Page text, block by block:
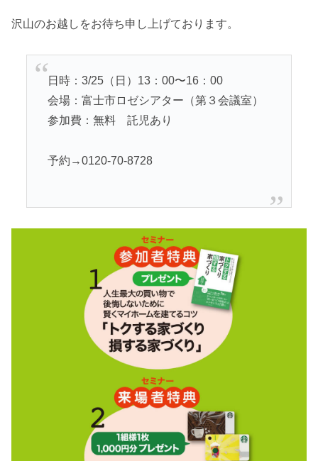
沢山のお越しをお待ち申し上げております。
日時：3/25（日）13：00〜16：00
会場：富士市ロゼシアター（第３会議室）
参加費：無料 託児あり
予約→0120-70-8728